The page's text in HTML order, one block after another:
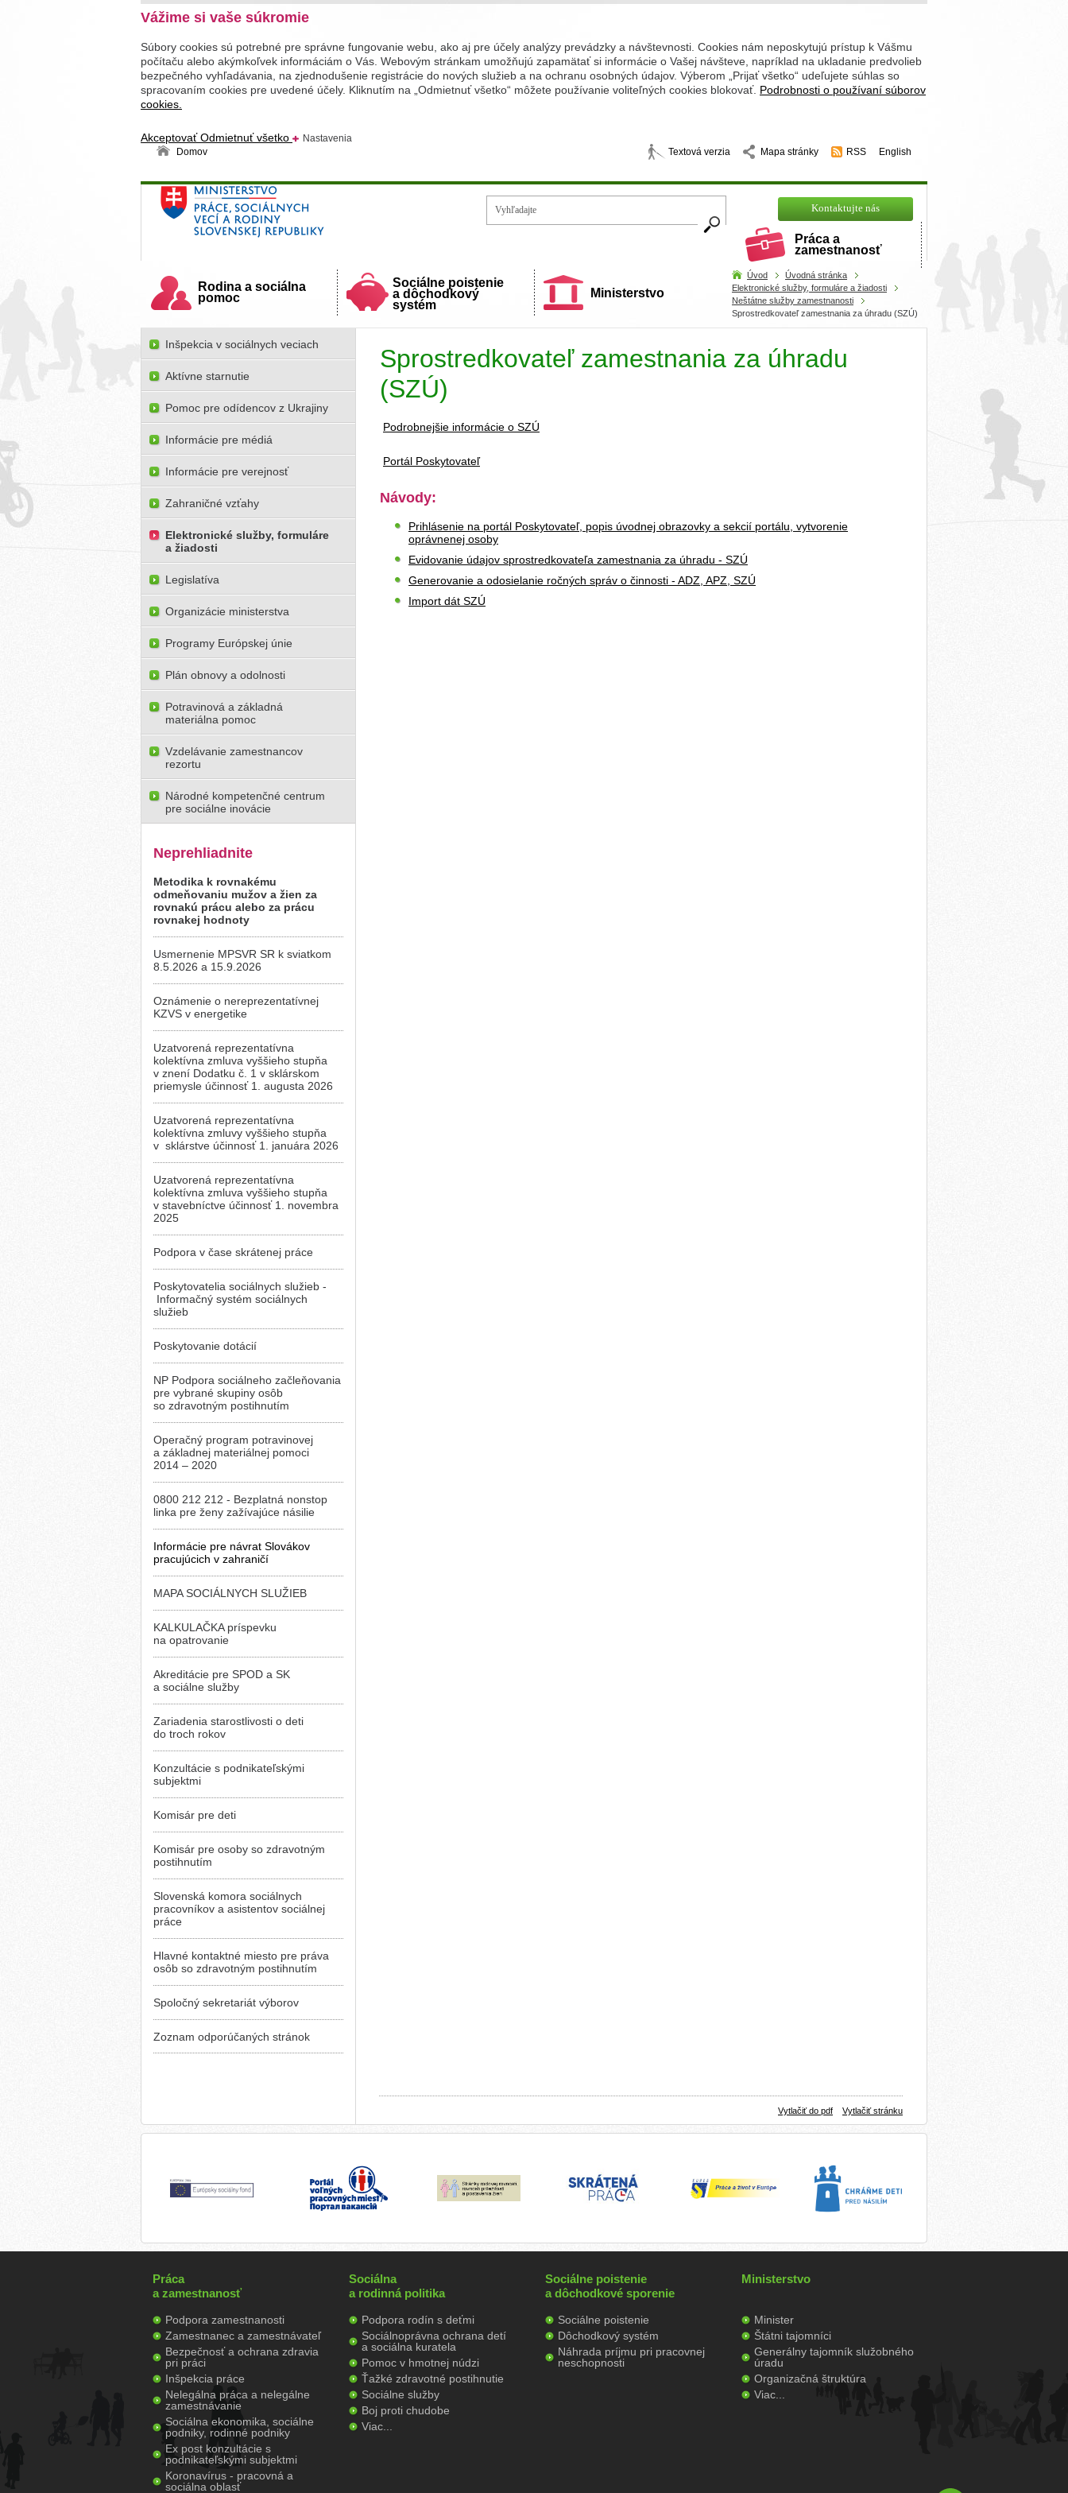
Vážime si vaše súkromie
Súbory cookies sú potrebné pre správne fungovanie webu, ako aj pre účely analýzy prevádzky a návštevnosti. Cookies nám neposkytujú prístup k Vášmu
počítaču alebo akýmkoľvek informáciám o Vás. Webovým stránkam umožňujú zapamätať si informácie o Vašej návšteve, napríklad na ukladanie predvolieb
bezpečného vyhľadávania, na zjednodušenie registrácie do nových služieb a na ochranu osobných údajov. Výberom „Prijať všetko“ udeľujete súhlas so
spracovaním cookies pre uvedené účely. Kliknutím na „Odmietnuť všetko“ môžete používanie voliteľných cookies blokovať. Podrobnosti o používaní súborov
cookies.
AkceptovaťOdmietnuť všetko
Nastavenia
Domov
Textová verzia Mapa stránky RSS English
Ministerstvo práce, sociálnych vecí a rodiny
Slovenskej republiky
Kontaktujte nás
Práca a
zamestnanosť
Rodina a sociálna
pomoc
Sociálne poistenie
a dôchodkový
systém
Ministerstvo
Úvod
Úvodná stránka
Elektronické služby, formuláre a žiadosti
Neštátne služby zamestnanosti
Sprostredkovateľ zamestnania za úhradu (SZÚ)
Sprostredkovateľ zamestnania za úhradu
(SZÚ)
Podrobnejšie informácie o SZÚ
Portál Poskytovateľ
Návody:
Prihlásenie na portál Poskytovateľ, popis úvodnej obrazovky a sekcií portálu, vytvorenie
oprávnenej osoby
Evidovanie údajov sprostredkovateľa zamestnania za úhradu - SZÚ
Generovanie a odosielanie ročných správ o činnosti - ADZ, APZ, SZÚ
Import dát SZÚ
Inšpekcia v sociálnych veciach
Aktívne starnutie
Pomoc pre odídencov z Ukrajiny
Informácie pre médiá
Informácie pre verejnosť
Zahraničné vzťahy
Elektronické služby, formuláre
a žiadosti
Legislatíva
Organizácie ministerstva
Programy Európskej únie
Plán obnovy a odolnosti
Potravinová a základná
materiálna pomoc
Vzdelávanie zamestnancov
rezortu
Národné kompetenčné centrum
pre sociálne inovácie
Neprehliadnite
Metodika k rovnakému
odmeňovaniu mužov a žien za
rovnakú prácu alebo za prácu
rovnakej hodnoty
Usmernenie MPSVR SR k sviatkom
8.5.2026 a 15.9.2026
Oznámenie o nereprezentatívnej
KZVS v energetike
Uzatvorená reprezentatívna
kolektívna zmluva vyššieho stupňa
v znení Dodatku č. 1 v sklárskom
priemysle účinnosť 1. augusta 2026
Uzatvorená reprezentatívna
kolektívna zmluvy vyššieho stupňa
v sklárstve účinnosť 1. januára 2026
Uzatvorená reprezentatívna
kolektívna zmluva vyššieho stupňa
v stavebníctve účinnosť 1. novembra
2025
Podpora v čase skrátenej práce
Poskytovatelia sociálnych služieb -
Informačný systém sociálnych
služieb
Poskytovanie dotácií
NP Podpora sociálneho začleňovania
pre vybrané skupiny osôb
so zdravotným postihnutím
Operačný program potravinovej
a základnej materiálnej pomoci
2014 – 2020
0800 212 212 - Bezplatná nonstop
linka pre ženy zažívajúce násilie
Informácie pre návrat Slovákov
pracujúcich v zahraničí
MAPA SOCIÁLNYCH SLUŽIEB
KALKULAČKA príspevku
na opatrovanie
Akreditácie pre SPOD a SK
a sociálne služby
Zariadenia starostlivosti o deti
do troch rokov
Konzultácie s podnikateľskými
subjektmi
Komisár pre deti
Komisár pre osoby so zdravotným
postihnutím
Slovenská komora sociálnych
pracovníkov a asistentov sociálnej
práce
Hlavné kontaktné miesto pre práva
osôb so zdravotným postihnutím
Spoločný sekretariát výborov
Zoznam odporúčaných stránok
Vytlačiť do pdf Vytlačiť stránku
Práca
a zamestnanosť
Podpora zamestnanosti
Zamestnanec a zamestnávateľ
Bezpečnosť a ochrana zdravia
pri práci
Inšpekcia práce
Nelegálna práca a nelegálne
zamestnávanie
Sociálna ekonomika, sociálne
podniky, rodinné podniky
Ex post konzultácie s
podnikateľskými subjektmi
Koronavírus - pracovná a
sociálna oblasť
Sociálna
a rodinná politika
Podpora rodín s deťmi
Sociálnoprávna ochrana detí
a sociálna kuratela
Pomoc v hmotnej núdzi
Ťažké zdravotné postihnutie
Sociálne služby
Boj proti chudobe
Viac...
Sociálne poistenie
a dôchodkové sporenie
Sociálne poistenie
Dôchodkový systém
Náhrada príjmu pri pracovnej
neschopnosti
Ministerstvo
Minister
Štátni tajomníci
Generálny tajomník služobného
úradu
Organizačná štruktúra
Viac...